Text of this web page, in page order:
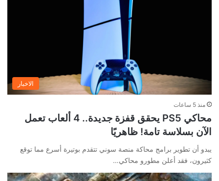
الاخبار
منذ 5 ساعات
محاكي PS5 يحقق قفزة جديدة.. 4 ألعاب تعمل
الآن بسلاسة تامة! ظاهريًا
يبدو أن تطوير برامج محاكة منصة سوني تتقدم بوتيرة أسرع مما توقع
كثيرون، فقد أعلن مطورو محاكي…